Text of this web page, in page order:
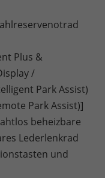
Plus &
/
Park Assist)
Park Assist)]
beheizbare
Lederlenkrad
und